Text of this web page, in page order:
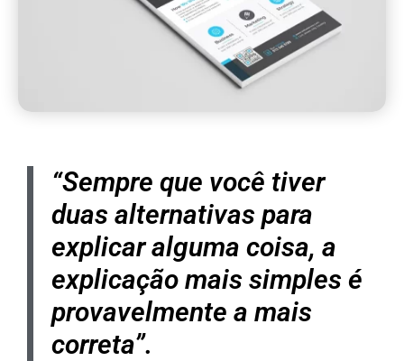
“Sempre que você tiver
duas alternativas para
explicar alguma coisa, a
explicação mais simples é
provavelmente a mais
correta”.